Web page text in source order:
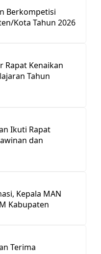
Berkompetisi
Kota Tahun 2026
Rapat Kenaikan
Tahun
Ikuti Rapat
dan
Kepala MAN
Kabupaten
Terima